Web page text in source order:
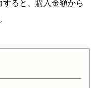
ると、購入金額から